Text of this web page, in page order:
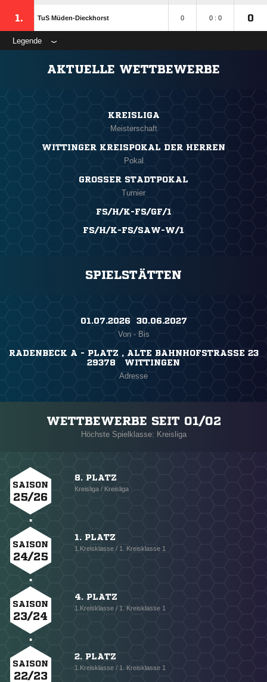
1. TuS Müden-Dieckhorst 0 0 : 0 0
Legende
AKTUELLE WETTBEWERBE
KREISLIGA
Meisterschaft
WITTINGER KREISPOKAL DER HERREN
Pokal
GROSSER STADTPOKAL
Turnier
FS/H/K-FS/GF/1
FS/H/K-FS/SAW-W/1
SPIELSTÄTTEN
01.07.2026 ​ 30.06.2027
Von - Bis
RADENBECK A - PLATZ , ALTE BAHNHOFSTRASSE 23
29378 WITTINGEN
Adresse
WETTBEWERBE SEIT 01/02
Höchste Spielklasse: Kreisliga
SAISON
25/26
8. PLATZ
Kreisliga / Kreisliga
SAISON
24/25
1. PLATZ
1.Kreisklasse / 1. Kreisklasse 1
SAISON
23/24
4. PLATZ
1.Kreisklasse / 1. Kreisklasse 1
SAISON
22/23
2. PLATZ
1.Kreisklasse / 1. Kreisklasse 1